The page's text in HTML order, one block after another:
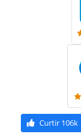
Curtir 106k